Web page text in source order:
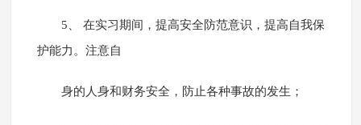
5、 在实习期间，提高安全防范意识，提高自我保
护能力。注意自
身的人身和财务安全，防止各种事故的发生；